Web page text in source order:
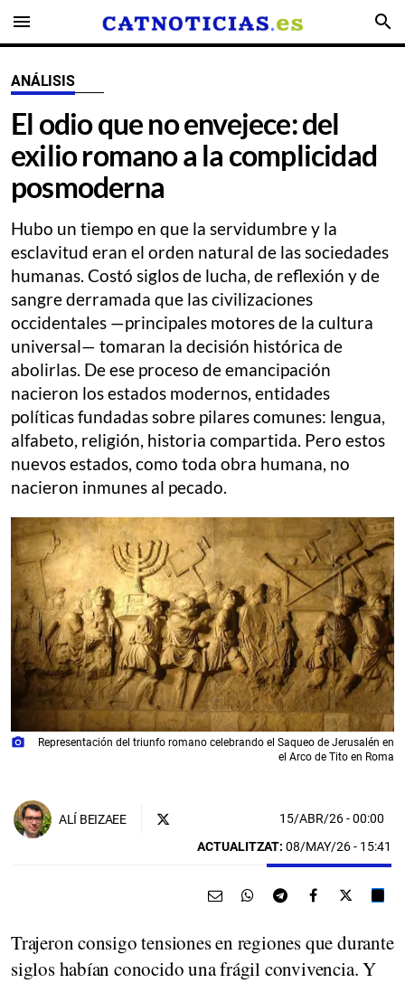
menu search
ANÁLISIS
El odio que no envejece: del
exilio romano a la complicidad
posmoderna
Hubo un tiempo en que la servidumbre y la
esclavitud eran el orden natural de las sociedades
humanas. Costó siglos de lucha, de reflexión y de
sangre derramada que las civilizaciones
occidentales —principales motores de la cultura
universal— tomaran la decisión histórica de
abolirlas. De ese proceso de emancipación
nacieron los estados modernos, entidades
políticas fundadas sobre pilares comunes: lengua,
alfabeto, religión, historia compartida. Pero estos
nuevos estados, como toda obra humana, no
nacieron inmunes al pecado.
photo_camera
Representación del triunfo romano celebrando el Saqueo de Jerusalén en
el Arco de Tito en Roma
ALÍ BEIZAEE 15/ABR/26- 00:00
ACTUALITZAT: 08/MAY/26 - 15:41
Trajeron consigo tensiones en regiones que durante
siglos habían conocido una frágil convivencia. Y